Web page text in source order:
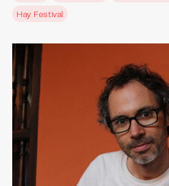
Hay Festival